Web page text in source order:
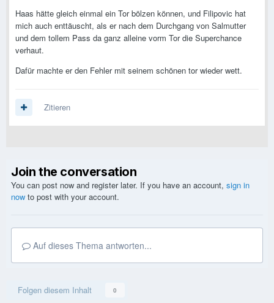
Haas hätte gleich einmal ein Tor bölzen können, und Filipovic hat
mich auch enttäuscht, als er nach dem Durchgang von Salmutter
und dem tollem Pass da ganz alleine vorm Tor die Superchance
verhaut.
Dafür machte er den Fehler mit seinem schönen tor wieder wett.
Zitieren
Join the conversation
You can post now and register later. If you have an account, sign in
now to post with your account.
Auf dieses Thema antworten...
Folgen diesem Inhalt 0